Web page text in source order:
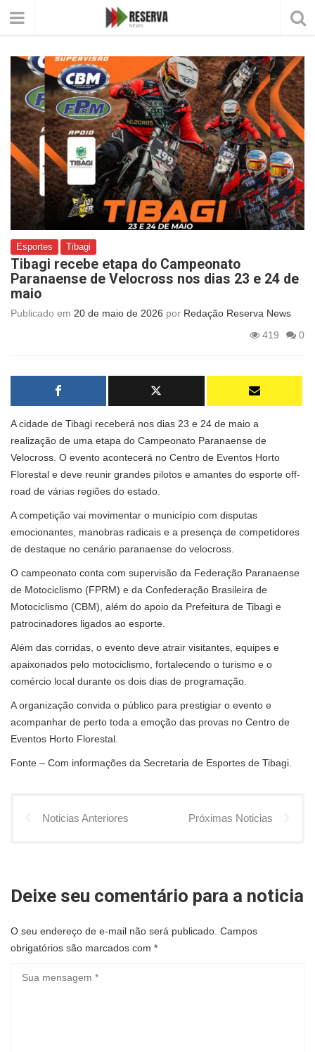
Esportes Tibagi
Tibagi recebe etapa do Campeonato
Paranaense de Velocross nos dias 23 e 24 de
maio
Publicado em 20 de maio de 2026 por Redação Reserva News
419
0
A cidade de Tibagi receberá nos dias 23 e 24 de maio a
realização de uma etapa do Campeonato Paranaense de
Velocross. O evento acontecerá no Centro de Eventos Horto
Florestal e deve reunir grandes pilotos e amantes do esporte off-
road de várias regiões do estado.
A competição vai movimentar o município com disputas
emocionantes, manobras radicais e a presença de competidores
de destaque no cenário paranaense do velocross.
O campeonato conta com supervisão da Federação Paranaense
de Motociclismo (FPRM) e da Confederação Brasileira de
Motociclismo (CBM), além do apoio da Prefeitura de Tibagi e
patrocinadores ligados ao esporte.
Além das corridas, o evento deve atrair visitantes, equipes e
apaixonados pelo motociclismo, fortalecendo o turismo e o
comércio local durante os dois dias de programação.
A organização convida o público para prestigiar o evento e
acompanhar de perto toda a emoção das provas no Centro de
Eventos Horto Florestal.
Fonte – Com informações da Secretaria de Esportes de Tibagi.
Noticias Anteriores Próximas Noticias
Deixe seu comentário para a noticia
O seu endereço de e-mail não será publicado. Campos
obrigatórios são marcados com *